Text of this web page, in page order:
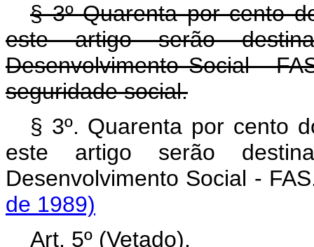
§ 3º Quarenta por cento
este artigo serão
Desenvolvimento Social -
seguridade social.
§ 3º. Quarenta por cento
este artigo serão
Desenvolvimento Social -
de 1989)
Art. 5º (Vetado).